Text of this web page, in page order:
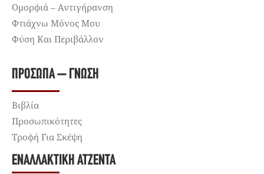
Ομορφιά – Αντιγήρανση
Φτιάχνω Μόνος Μου
Φύση Και Περιβάλλον
ΠΡΌΣΩΠΑ – ΓΝΏΣΗ
Βιβλία
Προσωπικότητες
Τροφή Για Σκέψη
ΕΝΑΛΛΑΚΤΙΚΉ ΑΤΖΈΝΤΑ